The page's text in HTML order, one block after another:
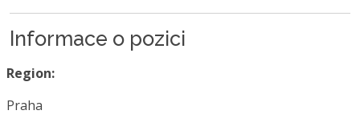
Informace o pozici
Region:
Praha